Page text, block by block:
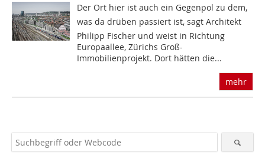
Der Ort hier ist auch ein Gegenpol zu dem,
was da drüben passiert ist, sagt Architekt
Philipp Fischer und weist in Richtung
Europaallee, Zürichs Groß-
Immobilienprojekt. Dort hätten die...
mehr